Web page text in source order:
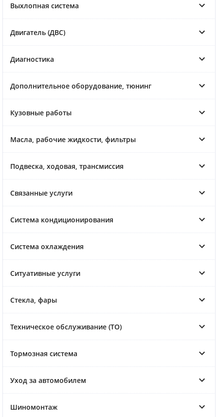
Выхлопная система
Двигатель (ДВС)
Диагностика
Дополнительное оборудование, тюнинг
Кузовные работы
Масла, рабочие жидкости, фильтры
Подвеска, ходовая, трансмиссия
Связанные услуги
Система кондиционирования
Система охлаждения
Ситуативные услуги
Стекла, фары
Техническое обслуживание (ТО)
Тормозная система
Уход за автомобилем
Шиномонтаж